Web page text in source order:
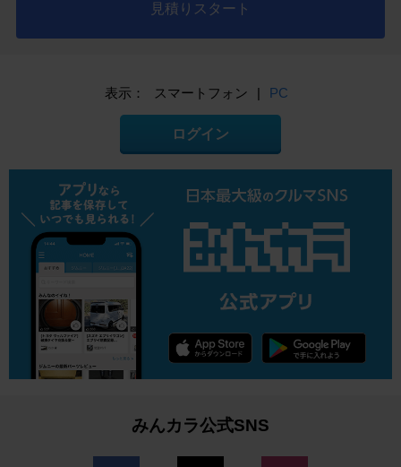
見積りスタート
表示： スマートフォン | PC
ログイン
みんカラ公式SNS